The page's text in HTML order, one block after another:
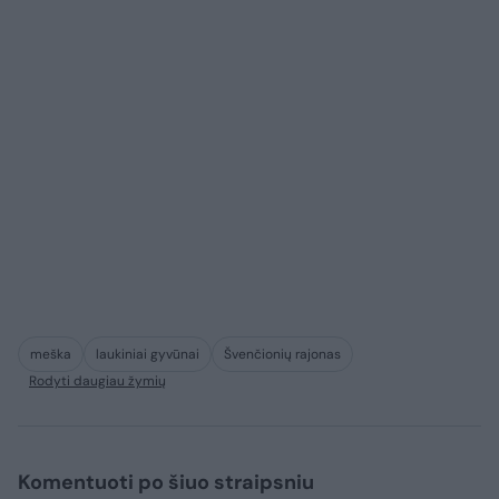
meška laukiniai gyvūnai
Švenčionių rajonas
Rodyti daugiau žymių
Komentuoti po šiuo straipsniu